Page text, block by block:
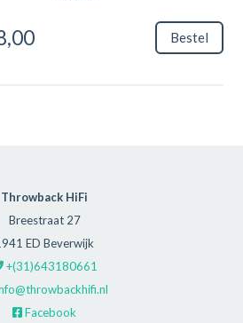
Bestel
Throwback HiFi
Breestraat 27
ED Beverwijk
+(31)643180661
Facebook